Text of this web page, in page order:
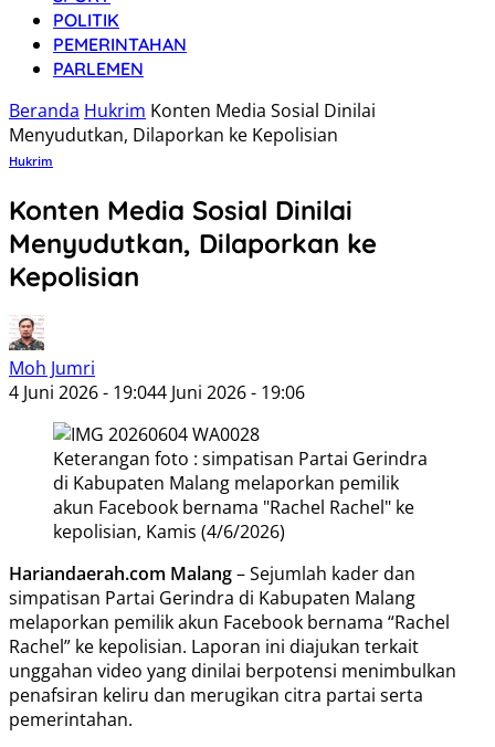
POLITIK
PEMERINTAHAN
PARLEMEN
Beranda Hukrim Konten Media Sosial Dinilai
Menyudutkan, Dilaporkan ke Kepolisian
Hukrim
Konten Media Sosial Dinilai
Menyudutkan, Dilaporkan ke
Kepolisian
Moh Jumri
4 Juni 2026 - 19:044 Juni 2026 - 19:06
Keterangan foto : simpatisan Partai Gerindra
di Kabupaten Malang melaporkan pemilik
akun Facebook bernama "Rachel Rachel" ke
kepolisian, Kamis (4/6/2026)
Hariandaerah.com Malang– Sejumlah kader dan
simpatisan Partai Gerindra di Kabupaten Malang
melaporkan pemilik akun Facebook bernama “Rachel
Rachel” ke kepolisian. Laporan ini diajukan terkait
unggahan video yang dinilai berpotensi menimbulkan
penafsiran keliru dan merugikan citra partai serta
pemerintahan.